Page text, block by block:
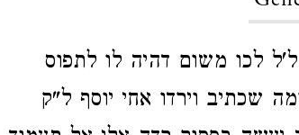
לכו משום דהיה לו לתפוס
שכתיב וירדו אחי יוסף ל"ק